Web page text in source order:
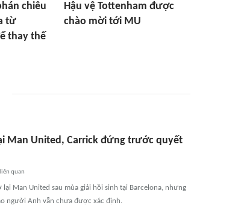
chiêu
từ
thay thế
Hậu vệ Tottenham được
chào mời tới MU
Man United, Carrick đứng trước quyết
quan
lại Man United sau mùa giải hồi sinh tại Barcelona, nhưng
người Anh vẫn chưa được xác định.